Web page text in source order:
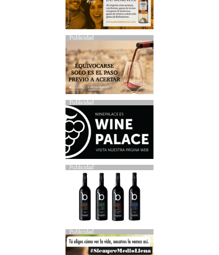
Publicidad
Publicidad
Publicidad
Publicidad